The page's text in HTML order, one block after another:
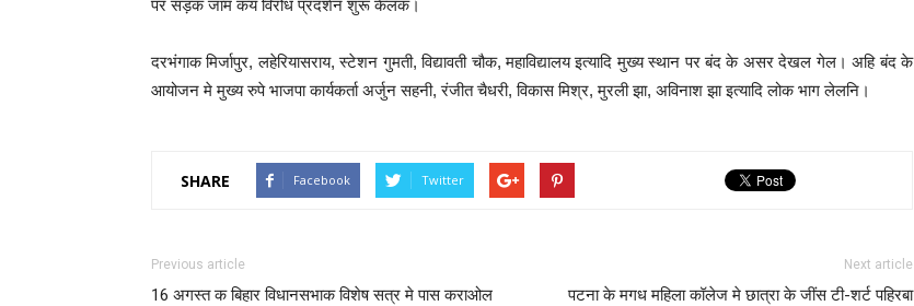
पर सड़क जाम कय विरोध प्रदर्शन शुरू केलक।
दरभंगाक मिर्जापुर, लहेरियासराय, स्टेशन गुमती, विद्यावती चौक, महाविद्यालय इत्यादि मुख्य स्थान पर बंद के असर देखल गेल। अहि बंद के
आयोजन मे मुख्य रुपे भाजपा कार्यकर्ता अर्जुन सहनी, रंजीत चैधरी, विकास मिश्र, मुरली झा, अविनाश झा इत्यादि लोक भाग लेलनि।
SHARE Facebook Twitter
Previous article
16 अगस्त क बिहार विधानसभाक विशेष सत्र मे पास कराओल
Next article
पटना के मगध महिला कॉलेज मे छात्रा के जींस टी-शर्ट पहिरबा